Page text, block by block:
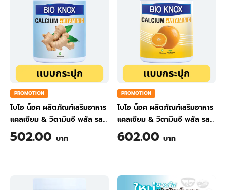
PROMOTION
ไบโอ น็อค ผลิตภัณฑ์เสริมอาหาร
แคลเซียม & วิตามินซี พลัส รส
ขิง ขนาด 200 กรัม
502.00 บาท
PROMOTION
ไบโอ น็อค ผลิตภัณฑ์เสริมอาหาร
แคลเซียม & วิตามินซี พลัส รส
ส้ม ขนาด 200 กรัม
602.00 บาท